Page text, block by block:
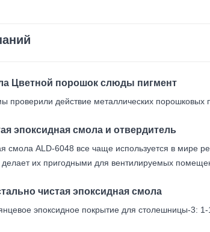
Цветной порошок слюды пигмент
проверили действие металлических порошковых
эпоксидная смола и отвердитель
смола ALD-6048 все чаще используется в мире
делает их пригодными для вентилируемых
чистая эпоксидная смола
эпоксидное покрытие для столешницы-3: